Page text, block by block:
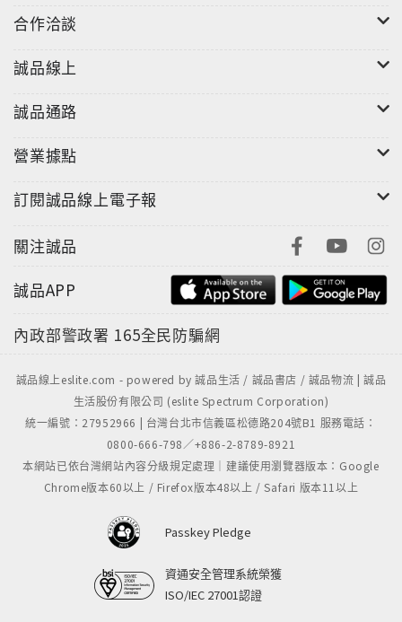
子！雜色的繩子！」，不久就昏了，再也沒醒過來，妹
妹因此請福爾摩斯代為調查。原委是兩個少女的繼父是
吉普賽人，為了謀取她們媽媽留給她們的遺產，因而訓
嚇唬大女兒，最後為何繼父會中毒而死？
《間諜大王》
寫一分厚達幾頁的英美協議機密文件，他按了鈴叫工友
樓到工友室，就在與工友談話的時候，他的辦公室響起
原稿卻不見了……
件竟然離奇失竊，為英國政治界掀起莫大的恐慌。
被認為有間諜的嫌疑。福爾摩斯和華生用了什麼樣的推
敲才讓文件失而復得，並揭穿間諜大王的真面目？
賽馬（Horse racing）是一項存在很久的馬術運動，它
富，也有人因此散盡家財。這次，春季競馬大賽的決勝
戰中，銀星號連續兩年囊括女王金杯、金紀念章及獎金
和獎品，名聲極為響亮，民眾對賽馬的狂熱也更加狂
合作洽談
誠品線上
誠品通路
營業據點
訂閱誠品線上電子報
關注誠品
誠品APP
內政部警政署 165全民防騙網
誠品線上eslite.com - powered by 誠品生活 / 誠品書店 / 誠品物流 | 誠品
生活股份有限公司 (eslite Spectrum Corporation)
統一編號：27952966 | 台灣台北市信義區松德路204號B1 服務電話：
0800-666-798／+886-2-8789-8921
本網站已依台灣網站內容分級規定處理｜建議使用瀏覽器版本：Google
Chrome版本60以上 / Firefox版本48以上 / Safari 版本11以上
Passkey Pledge
資通安全管理系統榮獲
ISO/IEC 27001認證